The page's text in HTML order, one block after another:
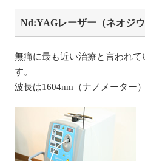
Nd:YAGレーザー（ネオジウ
無痛に最も近い治療と言われ
す。
波長は1604nm（ナノメーター